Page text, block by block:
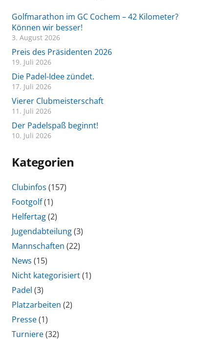
Golfmarathon im GC Cochem – 42 Kilometer?
Können wir besser!
3. August 2026
Preis des Präsidenten 2026
19. Juli 2026
Die Padel-Idee zündet.
17. Juli 2026
Vierer Clubmeisterschaft
11. Juli 2026
Der Padelspaß beginnt!
10. Juli 2026
Kategorien
Clubinfos (157)
Footgolf(1)
Helfertag(2)
Jugendabteilung(3)
Mannschaften (22)
News (15)
Nicht kategorisiert(1)
Padel (3)
Platzarbeiten (2)
Presse(1)
Turniere(32)